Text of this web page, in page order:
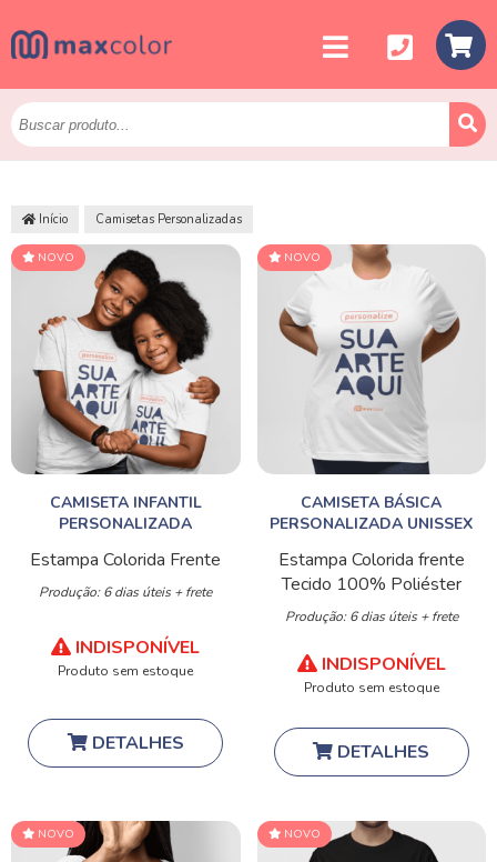
Início Camisetas Personalizadas
NOVO
CAMISETA INFANTIL
PERSONALIZADA
Estampa Colorida Frente
Produção: 6 dias úteis + frete
INDISPONÍVEL
Produto sem estoque
DETALHES
NOVO
CAMISETA BÁSICA
PERSONALIZADA UNISSEX
Estampa Colorida frente
Tecido 100% Poliéster
Produção: 6 dias úteis + frete
INDISPONÍVEL
Produto sem estoque
DETALHES
NOVO NOVO